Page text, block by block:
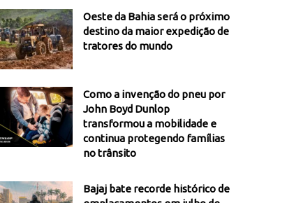
Oeste da Bahia será o próximo
destino da maior expedição de
tratores do mundo
Como a invenção do pneu por
John Boyd Dunlop
transformou a mobilidade e
continua protegendo famílias
no trânsito
Bajaj bate recorde histórico de